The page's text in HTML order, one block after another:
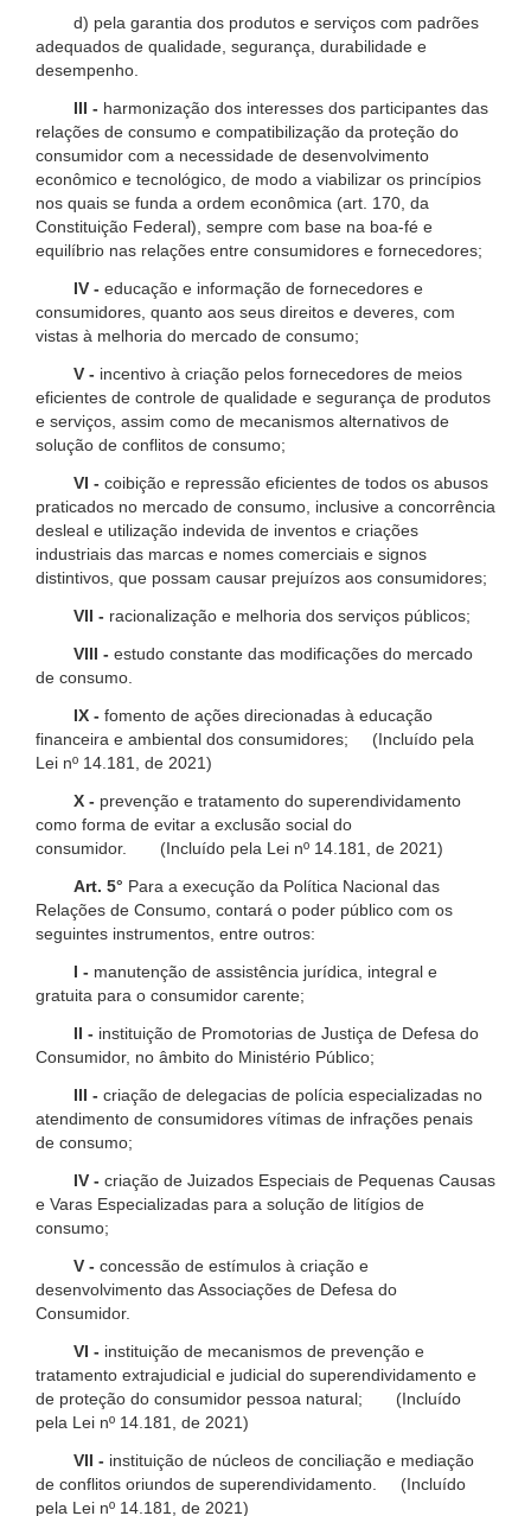
d) pela garantia dos produtos e serviços com padrões
adequados de qualidade, segurança, durabilidade e
desempenho.
III - harmonização dos interesses dos participantes das
relações de consumo e compatibilização da proteção do
consumidor com a necessidade de desenvolvimento
econômico e tecnológico, de modo a viabilizar os princípios
nos quais se funda a ordem econômica (art. 170, da
Constituição Federal), sempre com base na boa-fé e
equilíbrio nas relações entre consumidores e fornecedores;
IV - educação e informação de fornecedores e
consumidores, quanto aos seus direitos e deveres, com
vistas à melhoria do mercado de consumo;
V - incentivo à criação pelos fornecedores de meios
eficientes de controle de qualidade e segurança de produtos
e serviços, assim como de mecanismos alternativos de
solução de conflitos de consumo;
VI - coibição e repressão eficientes de todos os abusos
praticados no mercado de consumo, inclusive a concorrência
desleal e utilização indevida de inventos e criações
industriais das marcas e nomes comerciais e signos
distintivos, que possam causar prejuízos aos consumidores;
VII - racionalização e melhoria dos serviços públicos;
VIII - estudo constante das modificações do mercado
de consumo.
IX - fomento de ações direcionadas à educação
financeira e ambiental dos consumidores; (Incluído pela
Lei nº 14.181, de 2021)
X - prevenção e tratamento do superendividamento
como forma de evitar a exclusão social do
consumidor. (Incluído pela Lei nº 14.181, de 2021)
Art. 5° Para a execução da Política Nacional das
Relações de Consumo, contará o poder público com os
seguintes instrumentos, entre outros:
I - manutenção de assistência jurídica, integral e
gratuita para o consumidor carente;
II - instituição de Promotorias de Justiça de Defesa do
Consumidor, no âmbito do Ministério Público;
III - criação de delegacias de polícia especializadas no
atendimento de consumidores vítimas de infrações penais
de consumo;
IV - criação de Juizados Especiais de Pequenas Causas
e Varas Especializadas para a solução de litígios de
consumo;
V - concessão de estímulos à criação e
desenvolvimento das Associações de Defesa do
Consumidor.
VI - instituição de mecanismos de prevenção e
tratamento extrajudicial e judicial do superendividamento e
de proteção do consumidor pessoa natural; (Incluído
pela Lei nº 14.181, de 2021)
VII - instituição de núcleos de conciliação e mediação
de conflitos oriundos de superendividamento. (Incluído
pela Lei nº 14.181, de 2021)